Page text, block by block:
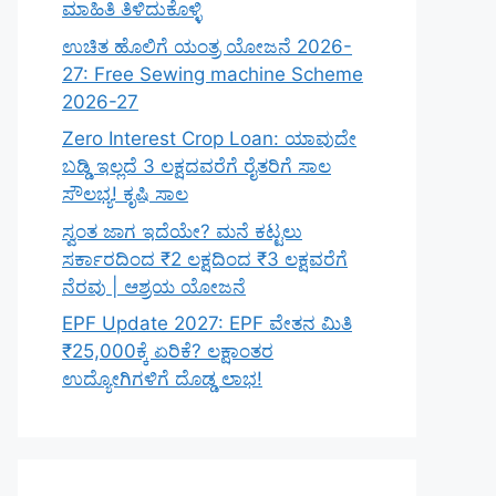
ಮಾಹಿತಿ ತಿಳಿದುಕೊಳ್ಳಿ
ಉಚಿತ ಹೊಲಿಗೆ ಯಂತ್ರ ಯೋಜನೆ 2026-
27: Free Sewing machine Scheme
2026-27
Zero Interest Crop Loan: ಯಾವುದೇ
ಬಡ್ಡಿ ಇಲ್ಲದೆ 3 ಲಕ್ಷದವರೆಗೆ ರೈತರಿಗೆ ಸಾಲ
ಸೌಲಭ್ಯ! ಕೃಷಿ ಸಾಲ
ಸ್ವಂತ ಜಾಗ ಇದೆಯೇ? ಮನೆ ಕಟ್ಟಲು
ಸರ್ಕಾರದಿಂದ ₹2 ಲಕ್ಷದಿಂದ ₹3 ಲಕ್ಷವರೆಗೆ
ನೆರವು | ಆಶ್ರಯ ಯೋಜನೆ
EPF Update 2027: EPF ವೇತನ ಮಿತಿ
₹25,000ಕ್ಕೆ ಏರಿಕೆ? ಲಕ್ಷಾಂತರ
ಉದ್ಯೋಗಿಗಳಿಗೆ ದೊಡ್ಡ ಲಾಭ!